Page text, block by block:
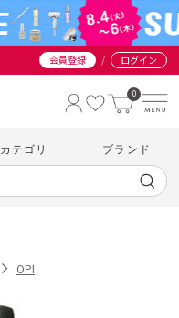
会員登録 / ログイン
0
カテゴリ ブランド
OPI